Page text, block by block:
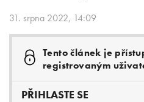
31. srpna 2022, 14:09
Tento článek je
registrovaným
PŘIHLASTE SE